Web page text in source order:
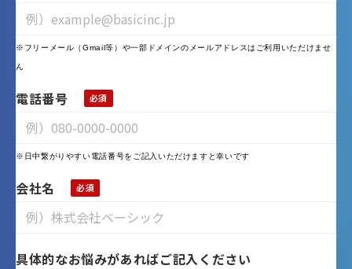
※フリーメール（Gmail等）や一部ドメインのメールアドレスはご利用いただけませ
ん
電話番号
※日中繋がりやすい電話番号をご記入いただけますと幸いです
会社名
具体的なお悩みがあればご記入ください